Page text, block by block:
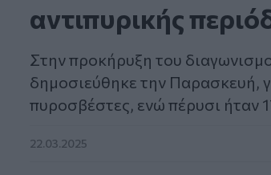
αντιπυρικής
Στην προκήρυξη του
δημοσιεύθηκε την Παρασκευή,
πυροσβέστες, ενώ πέρυσι ήταν
22.03.2025